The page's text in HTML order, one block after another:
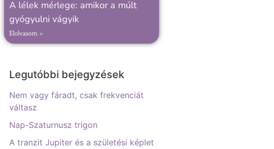
A lélek mérlege: amikor a múlt
gyógyulni vágyik
Elolvasom »
Legutóbbi bejegyzések
Nem vagy fáradt, csak frekvenciát
váltasz
Nap-Szaturnusz trigon
A tranzit Jupiter és a születési képlet